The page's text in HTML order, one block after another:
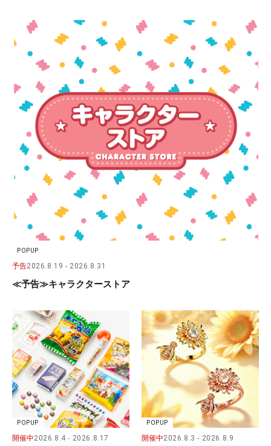
POPUP
予告2026.8.19 2026.8.31
≪予告≫キャラクターストア
POPUP
開催中2026.8.4 2026.8.17
POPUP
開催中2026.8.3 2026.8.9